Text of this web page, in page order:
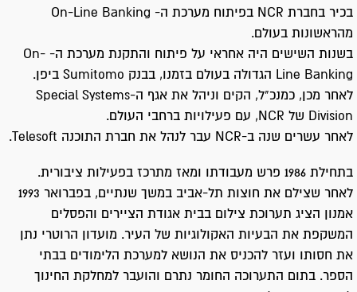
בכיר בחברת NCR בפיתוח מערכת ה- On-Line Banking
מהראשונות בעולם.
בשנות השישים היה אחראי על פיתוח והתקנת מערכת ה- On-
Line Banking הגדולה בעולם בזמנו, בבנק Sumitomo ביפן.
לאחר מכן, כמנכ"ל, הקים וניהל את אגף ה-Special Systems
Division של NCR, עם פעילויות ברחבי העולם.
לאחר עשרים שנה ב-NCR עבר לנהל את חברת התוכנה Telesoft.
בתחילת 1986 פרש מעבודתו ומאז מתרכז בפעילות ציבורית.
לאחר שצילם את חוצות תל-אביב במשך שנתיים, בפברואר 1993
אמנון הציג תערוכת צילום בבית אגודת הציירים והפסלים
המשקפת את הבעיות האקולוגיות של העיר. מועדון הרוטרי נתן
את חסותו ועזר להכניס את הנושא למערכת הלימודים בבתי
הספר. בתום התערוכה החומר נתרם והועבר למחלקת החינוך